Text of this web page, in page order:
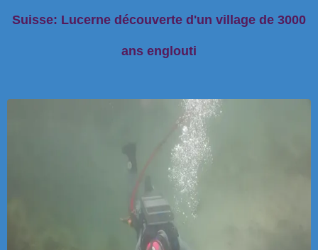
Suisse: Lucerne découverte d'un village de 3000
ans englouti